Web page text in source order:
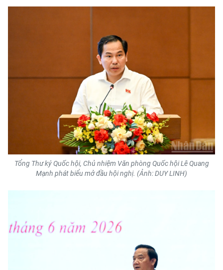
Media Giáo dục
Media Khoa học - Công nghệ
Infographic
TIN ĐỊA PHƯƠNG
Trung du và miền núi phía Bắc
Bắc Trung Bộ
Duyên hải Nam Trung Bộ và Tây
Tổng Thư ký Quốc hội, Chủ nhiệm Văn phòng Quốc hội Lê Quang
Mạnh phát biểu mở đầu hội nghị. (Ảnh: DUY LINH)